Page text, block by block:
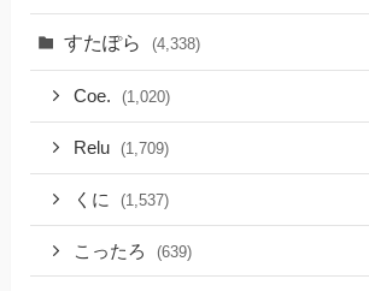
すたぽら (4,338)
Coe. (1,020)
Relu (1,709)
くに (1,537)
こったろ (639)